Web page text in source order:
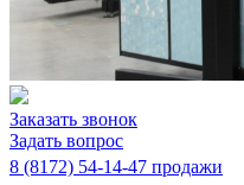
Заказать звонок
Задать вопрос
8 (8172) 54-14-47 продажи